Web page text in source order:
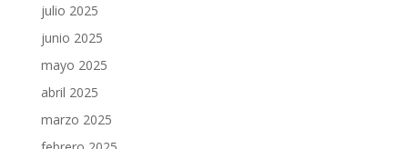
julio 2025
junio 2025
mayo 2025
abril 2025
marzo 2025